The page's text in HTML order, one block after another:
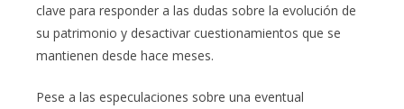
clave para responder a las dudas sobre la evolución de
su patrimonio y desactivar cuestionamientos que se
mantienen desde hace meses.
Pese a las especulaciones sobre una eventual